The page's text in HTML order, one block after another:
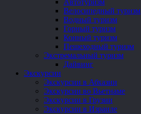
Автотуризм
Велосипедный туризм
Водный туризм
Горный туризм
Конный туризм
Пешеходный туризм
Экстремальный туризм
Дайвинг
Экскурсии
Экскурсии в Абхазии
Экскурсии во Вьетнаме
Экскурсии в Грузии
Экскурсии в Израиле